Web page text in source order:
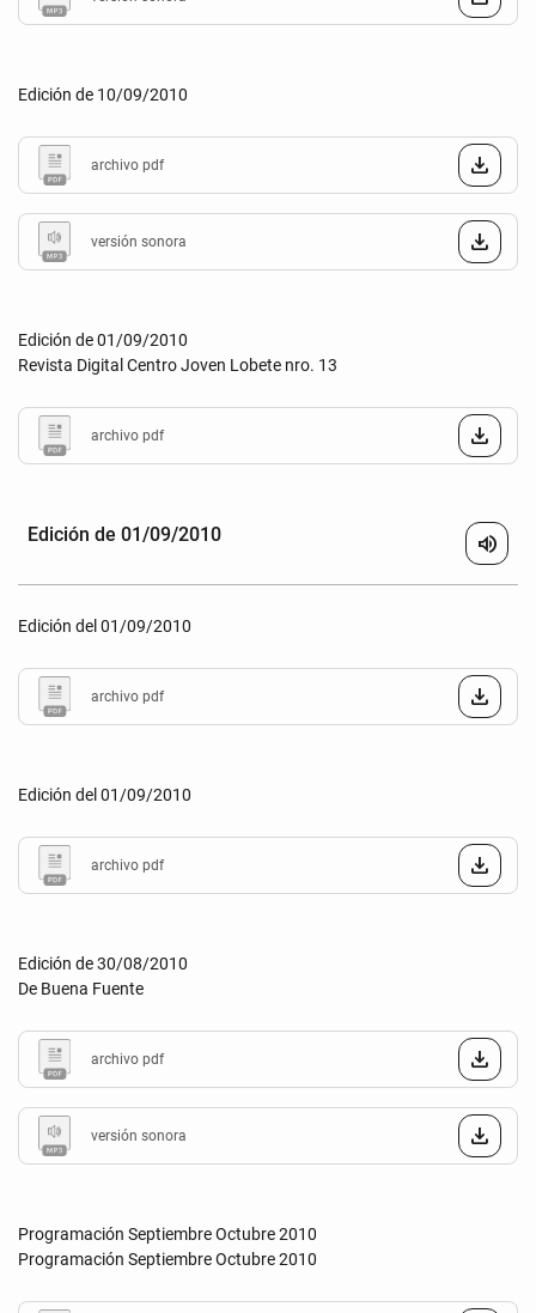
Edición de 10/09/2010
archivo pdf
versión sonora
Edición de 01/09/2010
Revista Digital Centro Joven Lobete nro. 13
archivo pdf
Edición de 01/09/2010 volume_up
Edición del 01/09/2010
archivo pdf
Edición del 01/09/2010
archivo pdf
Edición de 30/08/2010
De Buena Fuente
archivo pdf
versión sonora
Programación Septiembre Octubre 2010
Programación Septiembre Octubre 2010